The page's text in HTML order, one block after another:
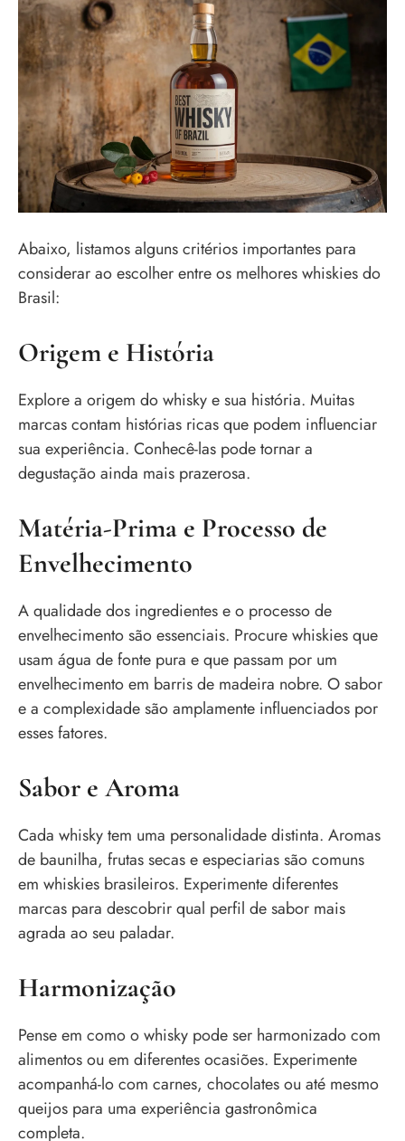
Abaixo, listamos alguns critérios importantes para
considerar ao escolher entre os melhores whiskies do
Brasil:
Origem e História
Explore a origem do whisky e sua história. Muitas
marcas contam histórias ricas que podem influenciar
sua experiência. Conhecê-las pode tornar a
degustação ainda mais prazerosa.
Matéria-Prima e Processo de
Envelhecimento
A qualidade dos ingredientes e o processo de
envelhecimento são essenciais. Procure whiskies que
usam água de fonte pura e que passam por um
envelhecimento em barris de madeira nobre. O sabor
e a complexidade são amplamente influenciados por
esses fatores.
Sabor e Aroma
Cada whisky tem uma personalidade distinta. Aromas
de baunilha, frutas secas e especiarias são comuns
em whiskies brasileiros. Experimente diferentes
marcas para descobrir qual perfil de sabor mais
agrada ao seu paladar.
Harmonização
Pense em como o whisky pode ser harmonizado com
alimentos ou em diferentes ocasiões. Experimente
acompanhá-lo com carnes, chocolates ou até mesmo
queijos para uma experiência gastronômica
completa.